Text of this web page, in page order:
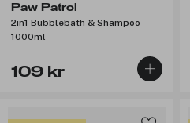
Paw Patrol
2in1 Bubblebath & Shampoo
1000ml
109 kr